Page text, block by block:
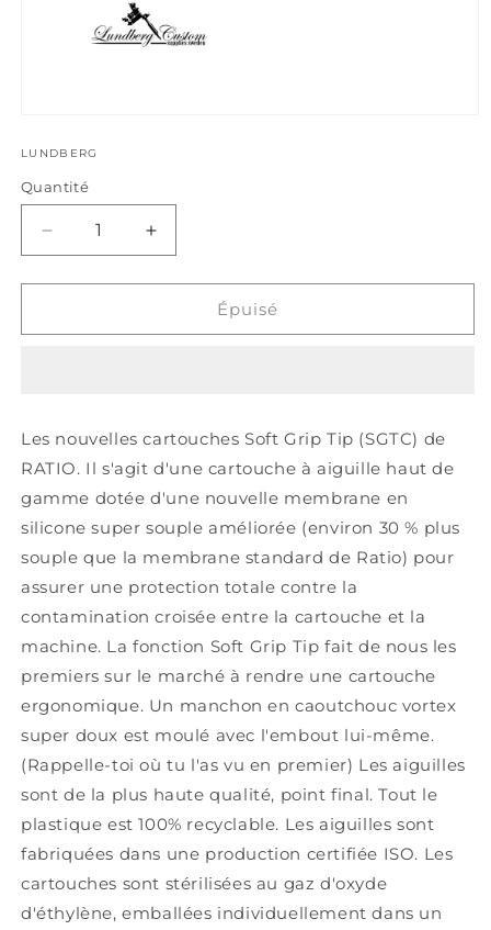
média
dans
une
modale
LUNDBERG
Quantité
Réduire
la
quantité
SGTC1207SEM
Augmenter
la
quantité
SGTC1207SEM
Épuisé
Les nouvelles cartouches Soft Grip Tip (SGTC) de
RATIO. Il s'agit d'une cartouche à aiguille haut de
gamme dotée d'une nouvelle membrane en
silicone super souple améliorée (environ 30 % plus
souple que la membrane standard de Ratio) pour
assurer une protection totale contre la
contamination croisée entre la cartouche et la
machine. La fonction Soft Grip Tip fait de nous les
premiers sur le marché à rendre une cartouche
ergonomique. Un manchon en caoutchouc vortex
super doux est moulé avec l'embout lui-même.
(Rappelle-toi où tu l'as vu en premier) Les aiguilles
sont de la plus haute qualité, point final. Tout le
plastique est 100% recyclable. Les aiguilles sont
fabriquées dans une production certifiée ISO. Les
cartouches sont stérilisées au gaz d'oxyde
d'éthylène, emballées individuellement dans un